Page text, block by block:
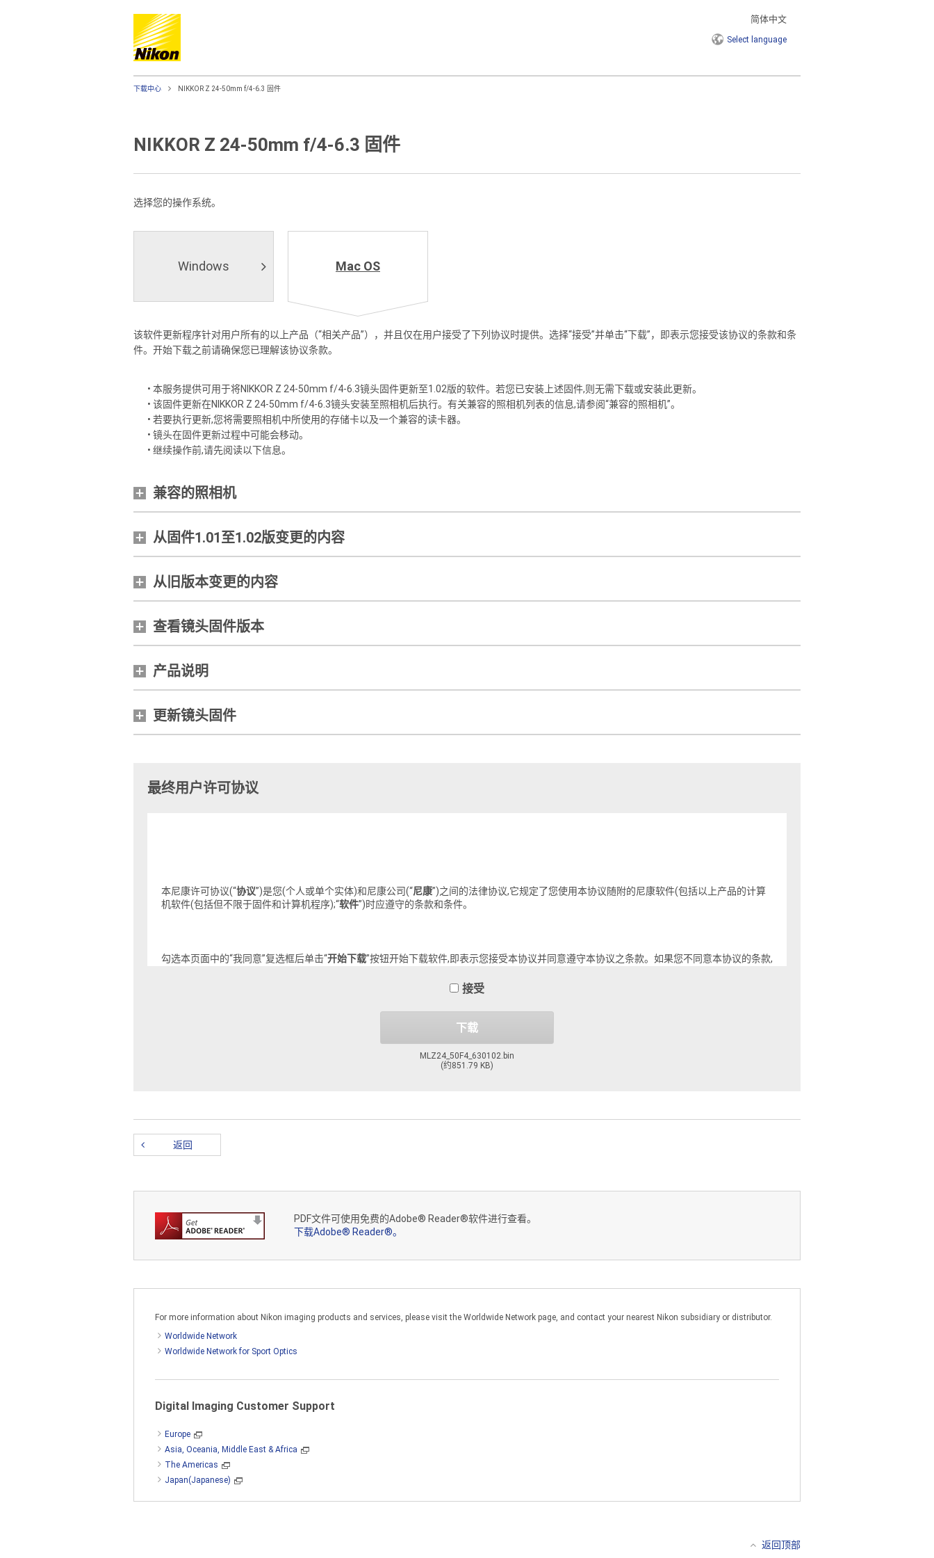
简体中文
Select language
下载中心 NIKKOR Z 24-50mm f/4-6.3 固件
NIKKOR Z 24-50mm f/4-6.3 固件
选择您的操作系统。
Windows Mac OS
该软件更新程序针对用户所有的以上产品（“相关产品”），并且仅在用户接受了下列协议时提供。选择“接受”并单击“下载”，即表示您接受该协议的条款和条
件。开始下载之前请确保您已理解该协议条款。
• 本服务提供可用于将NIKKOR Z 24-50mm f/4-6.3镜头固件更新至1.02版的软件。若您已安装上述固件,则无需下载或安装此更新。
• 该固件更新在NIKKOR Z 24-50mm f/4-6.3镜头安装至照相机后执行。有关兼容的照相机列表的信息,请参阅“兼容的照相机”。
• 若要执行更新,您将需要照相机中所使用的存储卡以及一个兼容的读卡器。
• 镜头在固件更新过程中可能会移动。
• 继续操作前,请先阅读以下信息。
兼容的照相机
从固件1.01至1.02版变更的内容
从旧版本变更的内容
查看镜头固件版本
产品说明
更新镜头固件
最终用户许可协议
本尼康许可协议(“协议”)是您(个人或单个实体)和尼康公司(“尼康”)之间的法律协议,它规定了您使用本协议随附的尼康软件(包括以上产品的计算
机软件(包括但不限于固件和计算机程序);“软件”)时应遵守的条款和条件。
勾选本页面中的“我同意”复选框后单击“开始下载”按钮开始下载软件,即表示您接受本协议并同意遵守本协议之条款。如果您不同意本协议的条款,
本许可权不随本软件一起出售,购买、下载和/或使用本产品并不会让您成为本软件的所有者。尼康和/或尼康授权方保留本软件及其副本的所有
a) 在一 (1) 台您所有的计算机和/或存储介质上复制本软件,用于为以上产品安装本软件;
b) 按照本网站上的安装程序安装本软件并将其用于以上产品;
不得在连接到多个系统、网络、服务器或者大型机或小型机上的仿真时使用本软件;只有在无法由其他计算机通过网络或服务器访问本软件时,您
才能在连接到网络或服务器的单台计算机上使用本软件。
2. 限制
除非本协议中另有说明,否则您不得制作或发布本软件的副本,也不得将本软件以电子方式通过网络从一台计算机传输到另一台计算机。本软件包
接受
下载
MLZ24_50F4_630102.bin
(约851.79 KB)
返回
PDF文件可使用免费的Adobe® Reader®软件进行查看。
下载Adobe® Reader®。
For more information about Nikon imaging products and services, please visit the Worldwide Network page, and contact your nearest Nikon subsidiary or distributor.
Worldwide Network
Worldwide Network for Sport Optics
Digital Imaging Customer Support
Europe
Asia, Oceania, Middle East & Africa
The Americas
Japan(Japanese)
返回顶部